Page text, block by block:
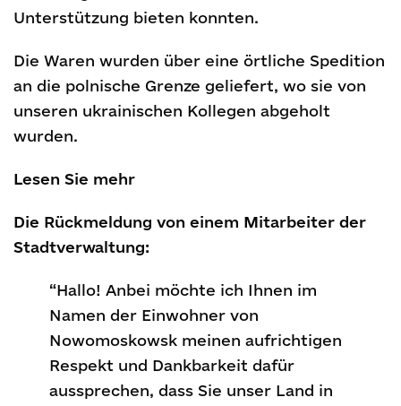
Unterstützung bieten konnten.
Die Waren wurden über eine örtliche Spedition
an die polnische Grenze geliefert, wo sie von
unseren ukrainischen Kollegen abgeholt
wurden.
Lesen Sie mehr
Die Rückmeldung von einem Mitarbeiter der
Stadtverwaltung:
“Hallo! Anbei möchte ich Ihnen im
Namen der Einwohner von
Nowomoskowsk meinen aufrichtigen
Respekt und Dankbarkeit dafür
aussprechen, dass Sie unser Land in